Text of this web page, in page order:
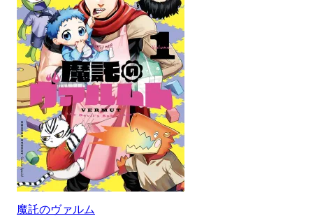
魔託のヴァルム